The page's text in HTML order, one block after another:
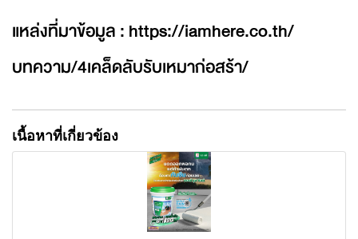
แหล่งที่มาข้อมูล :https://iamhere.co.th/
บทความ/4เคล็ดลับรับเหมาก่อสร้า/
เนื้อหาที่เกี่ยวข้อง